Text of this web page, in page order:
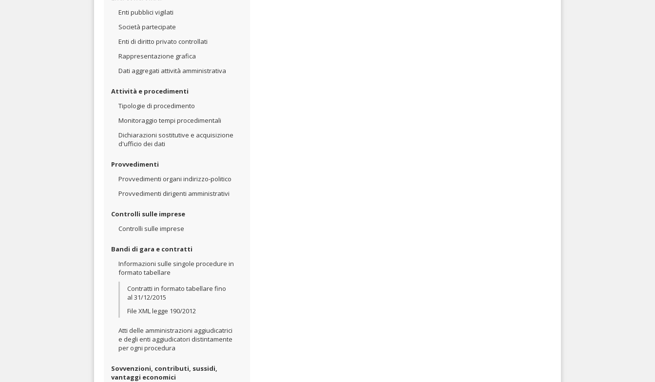
Enti pubblici vigilati
Società partecipate
Enti di diritto privato controllati
Rappresentazione grafica
Dati aggregati attività amministrativa
Attività e procedimenti
Tipologie di procedimento
Monitoraggio tempi procedimentali
Dichiarazioni sostitutive e acquisizione
d'ufficio dei dati
Provvedimenti
Provvedimenti organi indirizzo-politico
Provvedimenti dirigenti amministrativi
Controlli sulle imprese
Controlli sulle imprese
Bandi di gara e contratti
Informazioni sulle singole procedure in
formato tabellare
Contratti in formato tabellare fino
al 31/12/2015
File XML legge 190/2012
Atti delle amministrazioni aggiudicatrici
e degli enti aggiudicatori distintamente
per ogni procedura
Sovvenzioni, contributi, sussidi,
vantaggi economici